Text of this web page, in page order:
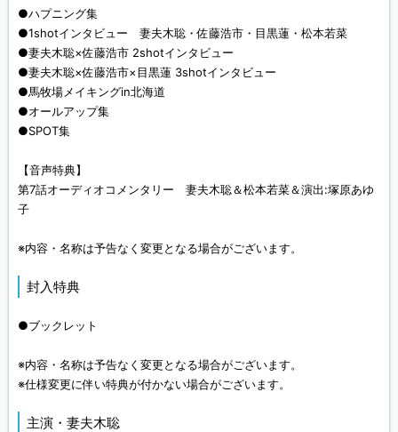
●ハプニング集
●1shotインタビュー 妻夫木聡・佐藤浩市・目黒蓮・松本若菜
●妻夫木聡×佐藤浩市 2shotインタビュー
●妻夫木聡×佐藤浩市×目黒蓮 3shotインタビュー
●馬牧場メイキングin北海道
●オールアップ集
●SPOT集
【音声特典】
第7話オーディオコメンタリー 妻夫木聡＆松本若菜＆演出:塚原あゆ
子
※内容・名称は予告なく変更となる場合がございます。
封入特典
●ブックレット
※内容・名称は予告なく変更となる場合がございます。
※仕様変更に伴い特典が付かない場合がございます。
主演・妻夫木聡